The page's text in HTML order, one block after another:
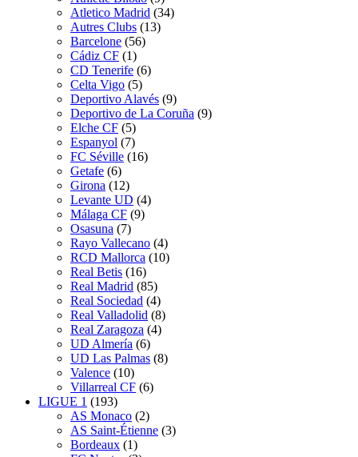
Atletico Madrid (34)
Autres Clubs (13)
Barcelone (56)
Cádiz CF (1)
CD Tenerife (6)
Celta Vigo (5)
Deportivo Alavés (9)
Deportivo de La Coruña (9)
Elche CF (5)
Espanyol (7)
FC Séville (16)
Getafe (6)
Girona (12)
Levante UD (4)
Málaga CF (9)
Osasuna (7)
Rayo Vallecano (4)
RCD Mallorca (10)
Real Betis (16)
Real Madrid (85)
Real Sociedad (4)
Real Valladolid (8)
Real Zaragoza (4)
UD Almería (6)
UD Las Palmas (8)
Valence (10)
Villarreal CF (6)
LIGUE 1 (193)
AS Monaco (2)
AS Saint-Étienne (3)
Bordeaux (1)